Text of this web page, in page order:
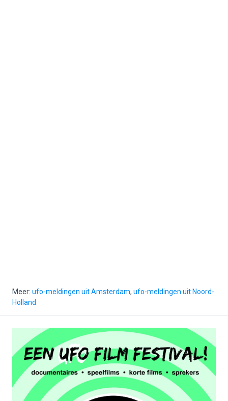
Meer: ufo-meldingen uit Amsterdam, ufo-meldingen uit Noord-
Holland